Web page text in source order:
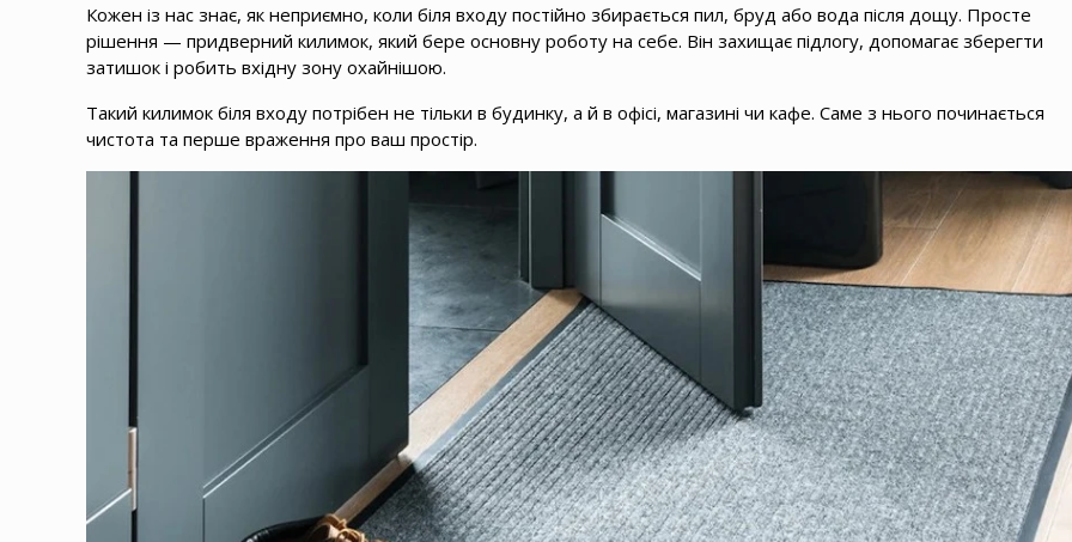
Кожен із нас знає, як неприємно, коли біля входу постійно збирається пил, бруд або вода після дощу. Просте
рішення — придверний килимок, який бере основну роботу на себе. Він захищає підлогу, допомагає зберегти
затишок і робить вхідну зону охайнішою.
Такий килимок біля входу потрібен не тільки в будинку, а й в офісі, магазині чи кафе. Саме з нього починається
чистота та перше враження про ваш простір.